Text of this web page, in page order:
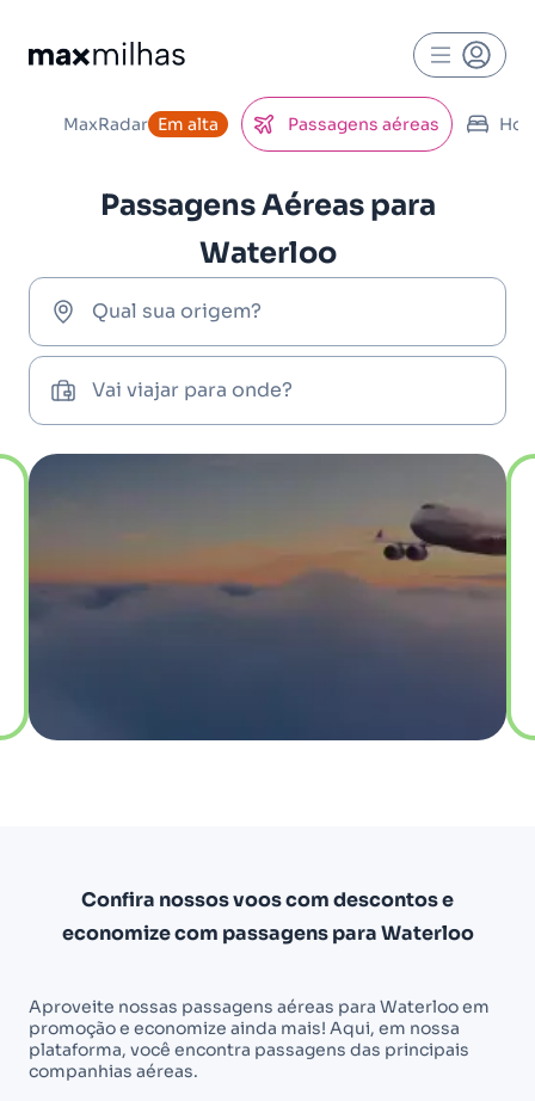
MaxRadar Em alta Passagens aéreas
Passagens Aéreas para
Waterloo
Qual sua origem?
Vai viajar para onde?
Confira nossos voos com descontos e
economize com passagens para Waterloo
Aproveite nossas passagens aéreas para Waterloo em
promoção e economize ainda mais! Aqui, em nossa
plataforma, você encontra passagens das principais
companhias aéreas.